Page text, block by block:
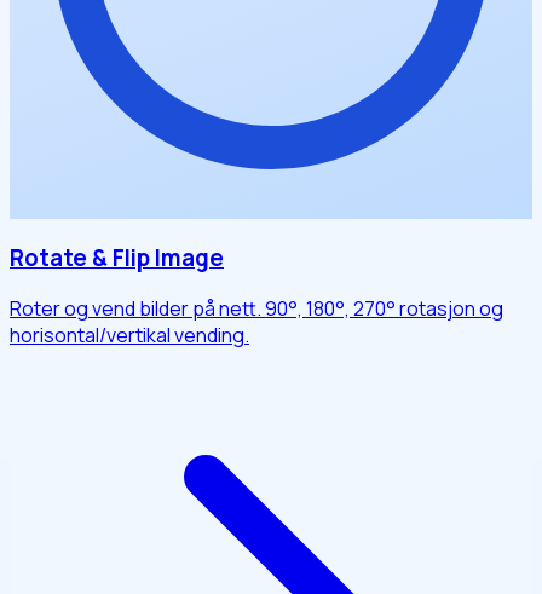
Rotate & Flip Image
Roter og vend bilder på nett. 90°, 180°, 270° rotasjon og
horisontal/vertikal vending.